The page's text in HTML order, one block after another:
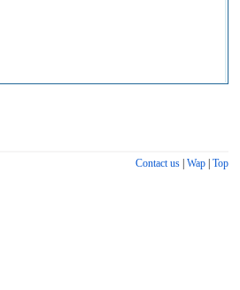
Contact us| Wap| Top